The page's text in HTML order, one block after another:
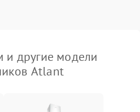
другие модели
Atlant